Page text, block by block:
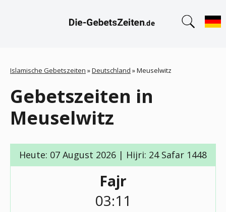
Islamische Gebetszeiten »Deutschland »Meuselwitz
Gebetszeiten in
Meuselwitz
Heute: 07 August 2026 | Hijri: 24 Safar 1448
Fajr
03:11